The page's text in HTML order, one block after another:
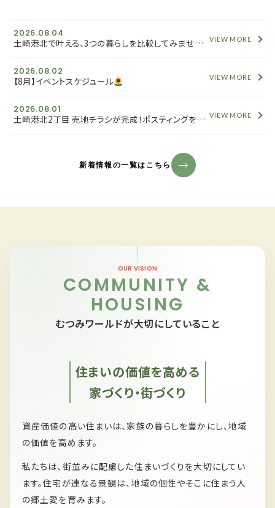
2026.08.04
土崎港北で叶える、3つの暮らしを比較してみませんか？ VIEW MORE
2026.08.02
【8月】イベントスケジュール VIEW MORE
2026.08.01
土崎港北2丁目 売地チラシが完成！ポスティングを開始しました VIEW MORE
新着情報の一覧はこちら
OUR VISION
COMMUNITY &
HOUSING
むつみワールドが大切にしていること
住まいの価値を高める
家づくり・街づくり
資産価値の高い住まいは、家族の暮らしを豊かにし、地域
の価値を高めます。
私たちは、 街並みに配慮した住まいづくりを大切にしてい
ます。住宅が連なる景観は、 地域の個性やそこに住まう人
の郷土愛を育みます。